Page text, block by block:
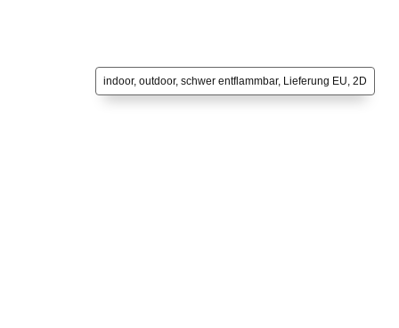
indoor, outdoor, schwer entflammbar, Lieferung EU, 2D